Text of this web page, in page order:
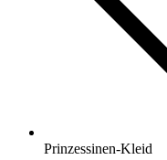
Prinzessinen-Kleid